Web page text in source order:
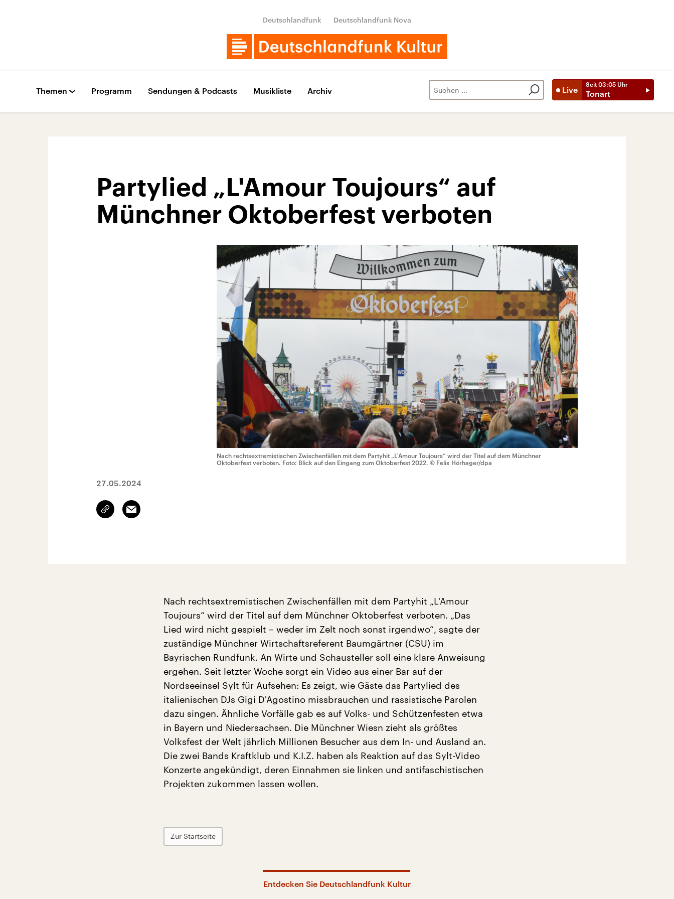
Deutschlandfunk Deutschlandfunk Nova
Live
Seit 03:05 Uhr
Tonart
Themen Programm Sendungen & Podcasts Musikliste Archiv
Partylied „L'Amour Toujours“ auf
Münchner Oktoberfest verboten
Nach rechtsextremistischen Zwischenfällen mit dem Partyhit „L'Amour Toujours“ wird der Titel auf dem Münchner
Oktoberfest verboten. Foto: Blick auf den Eingang zum Oktoberfest 2022. © Felix Hörhager/dpa
27.05.2024
Link
kopieren/teilen
Email
Nach rechtsextremistischen Zwischenfällen mit dem Partyhit „L'Amour
Toujours“ wird der Titel auf dem Münchner Oktoberfest verboten. „Das
Lied wird nicht gespielt – weder im Zelt noch sonst irgendwo“, sagte der
zuständige Münchner Wirtschaftsreferent Baumgärtner (CSU) im
Bayrischen Rundfunk. An Wirte und Schausteller soll eine klare Anweisung
ergehen. Seit letzter Woche sorgt ein Video aus einer Bar auf der
Nordseeinsel Sylt für Aufsehen: Es zeigt, wie Gäste das Partylied des
italienischen DJs Gigi D'Agostino missbrauchen und rassistische Parolen
dazu singen. Ähnliche Vorfälle gab es auf Volks- und Schützenfesten etwa
in Bayern und Niedersachsen. Die Münchner Wiesn zieht als größtes
Volksfest der Welt jährlich Millionen Besucher aus dem In- und Ausland an.
Die zwei Bands Kraftklub und K.I.Z. haben als Reaktion auf das Sylt-Video
Konzerte angekündigt, deren Einnahmen sie linken und antifaschistischen
Projekten zukommen lassen wollen.
Zur Startseite
Entdecken Sie Deutschlandfunk Kultur